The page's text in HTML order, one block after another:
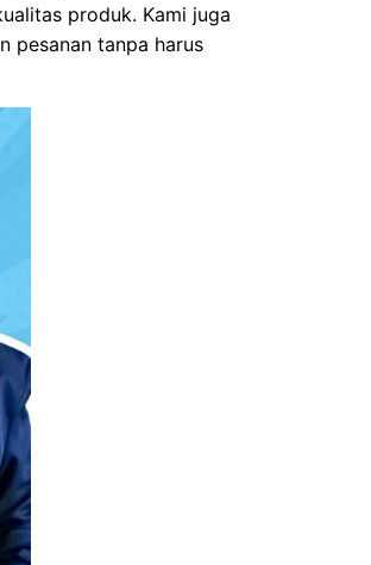
produk. Kami juga
pesanan tanpa harus